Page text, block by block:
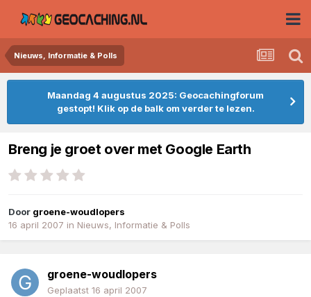
Nieuws, Informatie & Polls
Maandag 4 augustus 2025: Geocachingforum
gestopt! Klik op de balk om verder te lezen.
Breng je groet over met Google Earth
Door groene-woudlopers
16 april 2007 in Nieuws, Informatie & Polls
groene-woudlopers
Geplaatst 16 april 2007